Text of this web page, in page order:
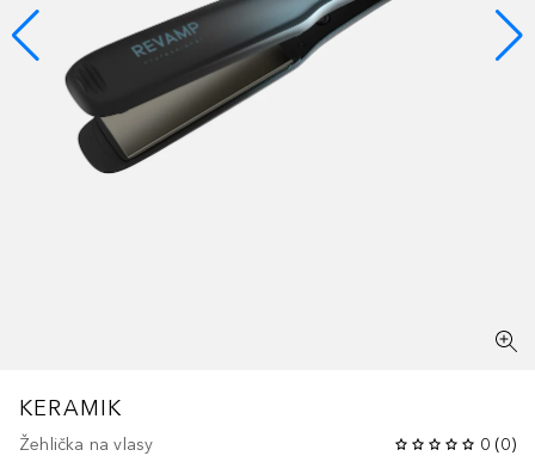
KERAMIK
Žehlička na vlasy 0 (0)